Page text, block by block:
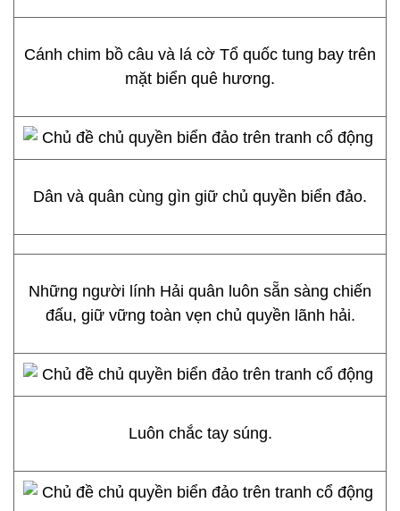
Cánh chim bồ câu và lá cờ Tổ quốc tung bay trên
mặt biển quê hương.
Dân và quân cùng gìn giữ chủ quyền biển đảo.
Những người lính Hải quân luôn sẵn sàng chiến
đấu, giữ vững toàn vẹn chủ quyền lãnh hải.
Luôn chắc tay súng.